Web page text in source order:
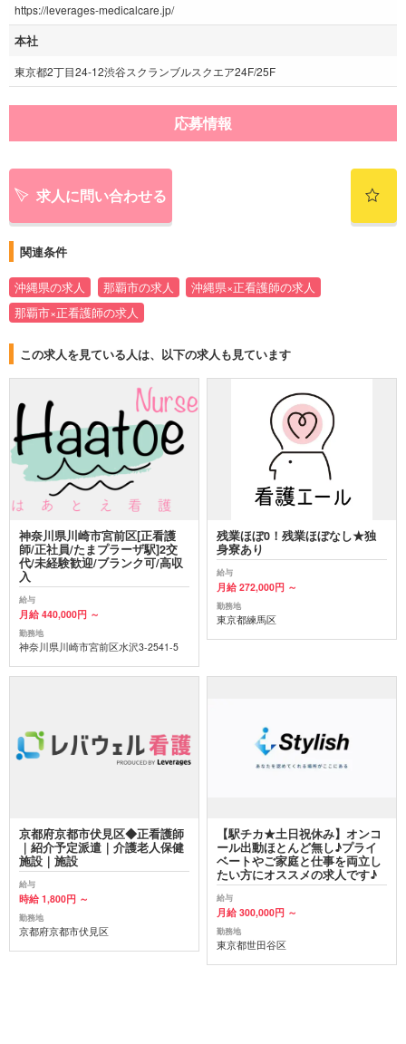
https://leverages-medicalcare.jp/
本社
東京都2丁目24-12渋谷スクランブルスクエア24F/25F
応募情報
求人に問い合わせる
関連条件
沖縄県の求人 那覇市の求人
沖縄県×正看護師の求人
那覇市×正看護師の求人
この求人を見ている人は、以下の求人も見ています
神奈川県川崎市宮前区[正看護
師/正社員/たまプラーザ駅]2交
代/未経験歓迎/ブランク可/高収
入
給与
月給 440,000円 ～
勤務地
神奈川県川崎市宮前区水沢3-2541-5
残業ほぼ0！残業ほぼなし★独
身寮あり
給与
月給 272,000円 ～
勤務地
東京都練馬区
京都府京都市伏見区◆正看護師
｜紹介予定派遣｜介護老人保健
施設｜施設
給与
時給 1,800円 ～
勤務地
京都府京都市伏見区
【駅チカ★土日祝休み】オンコ
ール出動ほとんど無し♪プライ
ベートやご家庭と仕事を両立し
たい方にオススメの求人です♪
給与
月給 300,000円 ～
勤務地
東京都世田谷区